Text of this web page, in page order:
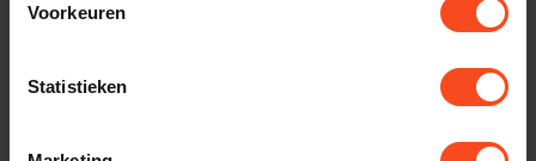
Voorkeuren
Statistieken
TypeError: Failed to fetch
dozen/zonder-filter/